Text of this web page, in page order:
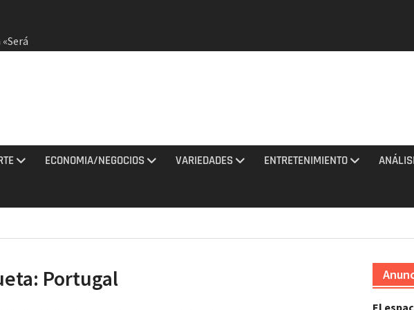
ECONOMIA/NEGOCIOS VARIEDADES ENTRETENIMIENTO
Portugal
El